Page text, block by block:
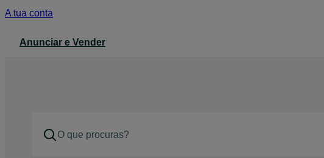
A tua conta
Anunciar e Vender